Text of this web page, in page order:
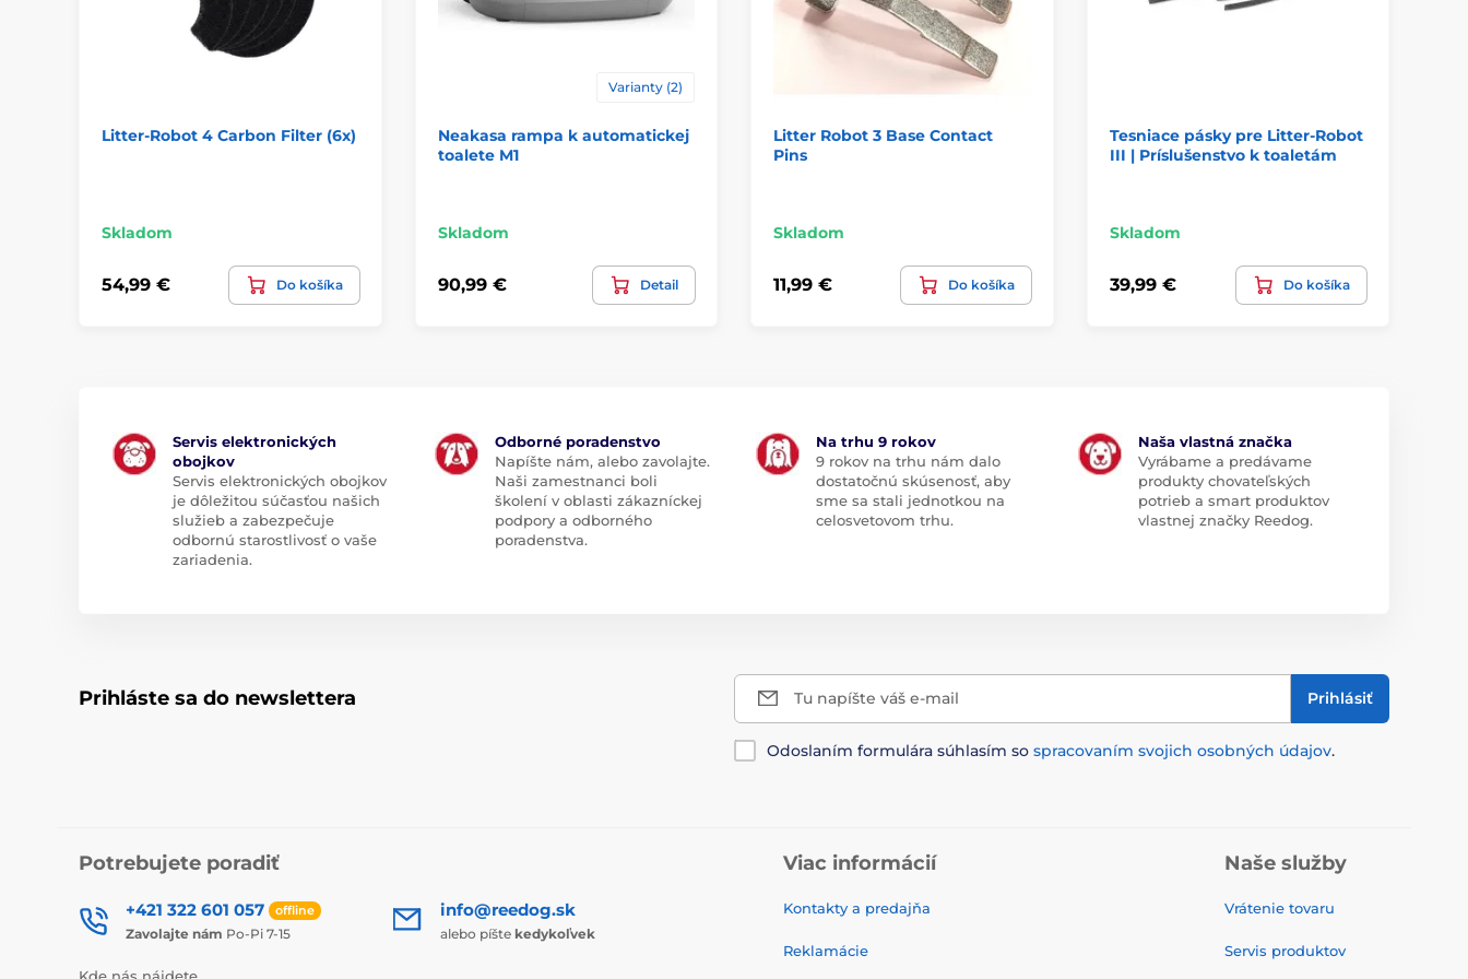
Litter-Robot 4 Carbon Filter (6x)
Skladom
54,99 € Do košíka
Varianty (2)
Neakasa rampa k automatickej
toalete M1
Skladom
90,99 € Detail
Litter Robot 3 Base Contact
Pins
Skladom
11,99 € Do košíka
Tesniace pásky pre Litter-Robot
III | Príslušenstvo k toaletám
Skladom
39,99 € Do košíka
Servis elektronických
obojkov
Servis elektronických obojkov
je dôležitou súčasťou našich
služieb a zabezpečuje
odbornú starostlivosť o vaše
zariadenia.
Odborné poradenstvo
Napíšte nám, alebo zavolajte.
Naši zamestnanci boli
školení v oblasti zákazníckej
podpory a odborného
poradenstva.
Na trhu 9 rokov
9 rokov na trhu nám dalo
dostatočnú skúsenosť, aby
sme sa stali jednotkou na
celosvetovom trhu.
Naša vlastná značka
Vyrábame a predávame
produkty chovateľských
potrieb a smart produktov
vlastnej značky Reedog.
Prihláste sa do newslettera Tu napíšte váš e-mail Prihlásiť
Odoslaním formulára súhlasím so spracovaním svojich osobných údajov.
Potrebujete poradiť
+421 322 601 057 offline
Zavolajte nám Po-Pi 7-15
info@reedog.sk
alebo píšte kedykoľvek
Kde nás nájdete
Viac informácií
Kontakty a predajňa
Reklamácie
Naše služby
Vrátenie tovaru
Servis produktov